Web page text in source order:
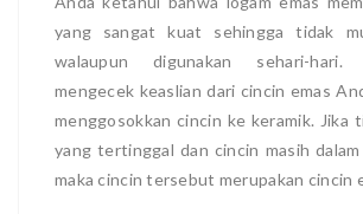
yang sangat kuat sehingga tidak
walaupun digunakan sehari-
mengecek keaslian dari cincin emas
menggosokkan cincin ke keramik. Jika
yang tertinggal dan cincin masih
maka cincin tersebut merupakan cincin